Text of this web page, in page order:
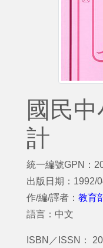
國民
計
統一編號GPN：
出版日期：1992/
作/編/譯者： 教育
語言：中文
ISBN／ISSN：